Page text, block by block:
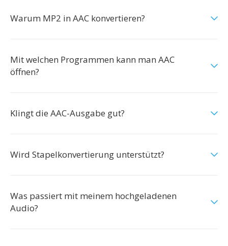
Warum MP2 in AAC konvertieren?
Mit welchen Programmen kann man AAC
öffnen?
Klingt die AAC-Ausgabe gut?
Wird Stapelkonvertierung unterstützt?
Was passiert mit meinem hochgeladenen
Audio?